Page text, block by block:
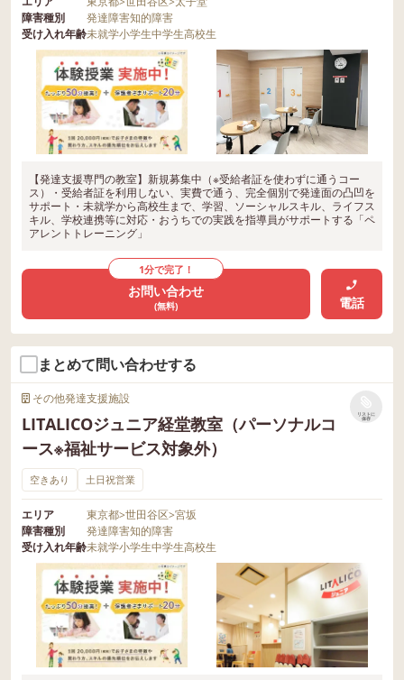
障害種別
発達障害知的障害
受け入れ年齢未就学小学生中学生高校生
【発達支援専門の教室】新規募集中（※受給者証を使わずに通うコー
ス）・受給者証を利用しない、実費で通う、完全個別で発達面の凸凹を
サポート・未就学から高校生まで、学習、ソーシャルスキル、ライフス
キル、学校連携等に対応・おうちでの実践を指導員がサポートする「ペ
アレントトレーニング」
1分で完了！
お問い合わせ
(無料) 電話
まとめて問い合わせする
その他発達支援施設
LITALICOジュニア経堂教室（パーソナルコ
ース※福祉サービス対象外）
リストに
保存
空きあり 土日祝営業
エリア 東京都>世田谷区>宮坂
障害種別
発達障害知的障害
受け入れ年齢未就学小学生中学生高校生